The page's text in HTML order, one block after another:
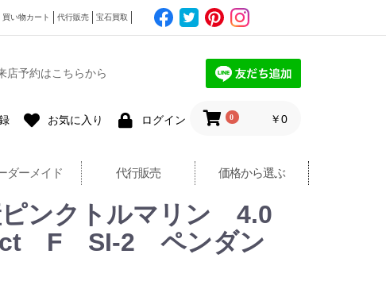
買い物カート 代行販売 宝石買取
店予約はこちらから
お気に入り ログイン 0 ￥0
ダーメイド 代行販売 価格から選ぶ
ピンクトルマリン 4.0
F SI-2 ペンダン